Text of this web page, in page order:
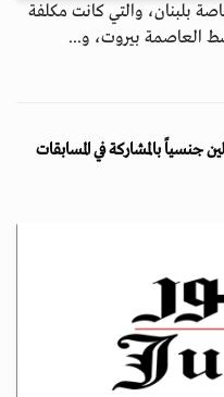
بلبنان، والتي كانت مكلفة
جنسياً بالمشاركة في المسابقات